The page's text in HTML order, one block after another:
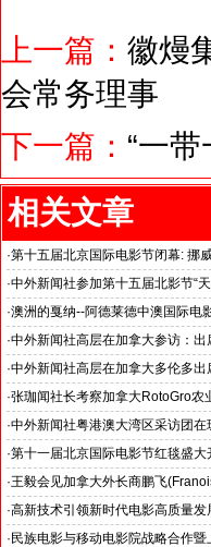
上一篇： 徽熳
会常务理事
下一篇： “一
相关文章
·第十五届北京国际电影节闭幕: 挪
·中外新闻社参加第十五届北影节“
·澳洲的戛纳--阿德莱德中澳国际电
·中外新闻社高层在加拿大参访：
·中外新闻社高层在加拿大多伦多
·张珈闻社长考察加拿大RotoGro农
·中外新闻社粤港澳大湾区采访团
注入新活力
·第十一届北京国际电影节红毯盛大
·王毅会见加拿大外长商鹏飞
·高新技术引领新时代电影高质量发
· 民族电影与移动电影院战略合作